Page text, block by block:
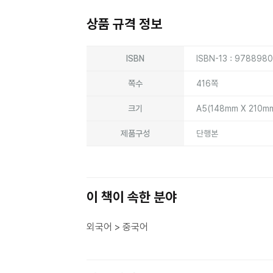
상품 규격 정보
ISBN ISBN-13 :
쪽수 416쪽
크기 A5(148mm X
제품구성 단행본
이 책이 속한 분야
외국어 > 중국어